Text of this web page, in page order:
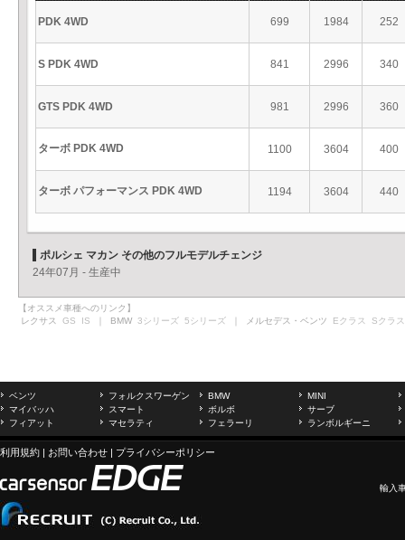
PDK 4WD 699 1984 252
S PDK 4WD 841 2996 340
GTS PDK 4WD 981 2996 360
ターボ PDK 4WD 1100 3604 400
ターボ パフォーマンス PDK 4WD 1194 3604 440
ポルシェ マカン その他のフルモデルチェンジ
24年07月 - 生産中
【オススメ車種へのリンク】
レクサス GS IS ｜ BMW 3シリーズ 5シリーズ ｜ メルセデス・ベンツ Eクラス Sクラス
ベンツ フォルクスワーゲン BMW
MINI
マイバッハ
スマート ボルボ
サーブ
フィアット
マセラティ フェラーリ ランボルギーニ
利用規約 | お問い合わせ | プライバシーポリシー
輸入